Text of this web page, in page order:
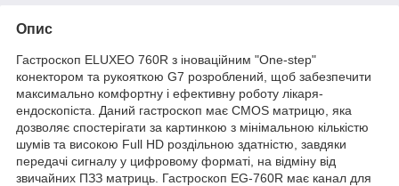
Опис
Гастроскоп ELUXEO 760R з іноваційним "One-step"
конектором та рукояткою G7 розроблений, щоб забезпечити
максимально комфортну і ефективну роботу лікаря-
ендоскопіста. Даний гастроскоп має CMOS матрицю, яка
дозволяє спостерігати за картинкою з мінімальною кількістю
шумів та високою Full HD роздільною здатністю, завдяки
передачі сигналу у цифровому форматі, на відміну від
звичайних ПЗЗ матриць. Гастроскоп EG-760R має канал для